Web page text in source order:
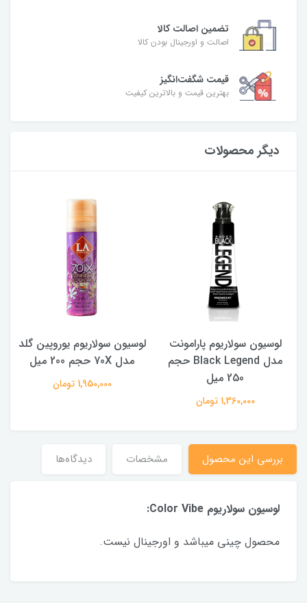
تضمین اصالت کالا
اصالت و اورجینال بودن کالا
قیمت شگفت‌انگیز
بهترین قیمت و بالاترین کیفیت
دیگر محصولات
لوسیون سولاریوم پارامونت
مدل Black Legend حجم
250 میل
1,360,000 تومان
لوسیون سولاریوم یوروپین گلد
مدل 70X حجم 200 میل
1,950,000 تومان
بررسی این محصول مشخصات دیدگاه‌ها
لوسیون سولاریوم Color Vibe:
محصول چینی میباشد و اورجینال نیست.